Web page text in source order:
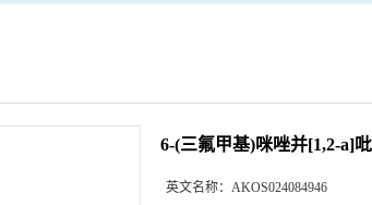
6-(三氟甲基)咪唑并[1,2-a]
英文名称： AKOS024084946